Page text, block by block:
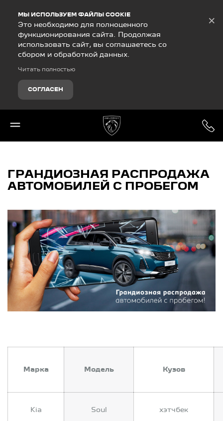
МЫ ИСПОЛЬЗУЕМ ФАЙЛЫ COOKIE
Это необходимо для полноценного
функционирования сайта. Продолжая
использовать сайт, вы соглашаетесь со
сбором и обработкой данных.
Читать полностью
СОГЛАСЕН
×
ГРАНДИОЗНАЯ РАСПРОДАЖА
АВТОМОБИЛЕЙ С ПРОБЕГОМ
Марка Модель Кузов
Kia Soul хэтчбек